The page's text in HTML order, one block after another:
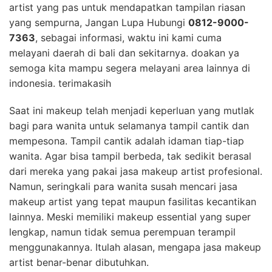
artist yang pas untuk mendapatkan tampilan riasan
yang sempurna, Jangan Lupa Hubungi 0812-9000-
7363, sebagai informasi, waktu ini kami cuma
melayani daerah di bali dan sekitarnya. doakan ya
semoga kita mampu segera melayani area lainnya di
indonesia. terimakasih
Saat ini makeup telah menjadi keperluan yang mutlak
bagi para wanita untuk selamanya tampil cantik dan
mempesona. Tampil cantik adalah idaman tiap-tiap
wanita. Agar bisa tampil berbeda, tak sedikit berasal
dari mereka yang pakai jasa makeup artist profesional.
Namun, seringkali para wanita susah mencari jasa
makeup artist yang tepat maupun fasilitas kecantikan
lainnya. Meski memiliki makeup essential yang super
lengkap, namun tidak semua perempuan terampil
menggunakannya. Itulah alasan, mengapa jasa makeup
artist benar-benar dibutuhkan.